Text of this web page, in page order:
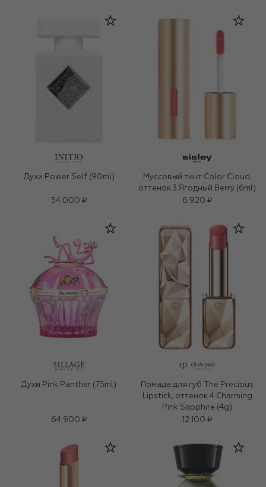
Духи Power Self (90ml)
54 000 ₽
Муссовый тинт Color Cloud,
оттенок 3 Ягодный Berry (6ml)
6 920 ₽
Духи Pink Panther (75ml)
64 900 ₽
Помада для губ The Precious
Lipstick, оттенок 4 Charming
Pink Sapphire (4g)
12 100 ₽